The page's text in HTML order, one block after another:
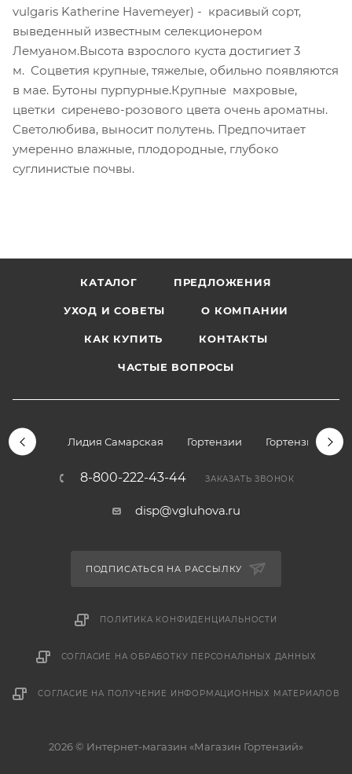
vulgaris Katherine Havemeyer) - красивый сорт,
выведенный известным селекционером
Лемуаном.Высота взрослого куста достигиет 3
м. Соцветия крупные, тяжелые, обильно появляются
в мае. Бутоны пурпурные.Крупные махровые,
цветки сиренево-розового цвета очень ароматны.
Светолюбива, выносит полутень. Предпочитает
умеренно влажные, плодородные, глубоко
суглинистые почвы.
КАТАЛОГ ПРЕДЛОЖЕНИЯ
УХОД И СОВЕТЫ О КОМПАНИИ
КАК КУПИТЬ КОНТАКТЫ
ЧАСТЫЕ ВОПРОСЫ
Лидия Самарская Гортензии Гортензии
8-800-222-43-44 ЗАКАЗАТЬ ЗВОНОК
disp@vgluhova.ru
ПОДПИСАТЬСЯ НА РАССЫЛКУ
ПОЛИТИКА КОНФИДЕНЦИАЛЬНОСТИ
СОГЛАСИЕ НА ОБРАБОТКУ ПЕРСОНАЛЬНЫХ ДАННЫХ
СОГЛАСИЕ НА ПОЛУЧЕНИЕ ИНФОРМАЦИОННЫХ МАТЕРИАЛОВ
2026 © Интернет-магазин «Магазин Гортензий»